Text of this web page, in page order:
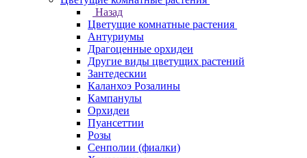
Назад
Цветущие комнатные растения
Антуриумы
Драгоценные орхидеи
Другие виды цветущих растений
Зантедескии
Каланхоэ Розалины
Кампанулы
Орхидеи
Пуансеттии
Розы
Сенполии (фиалки)